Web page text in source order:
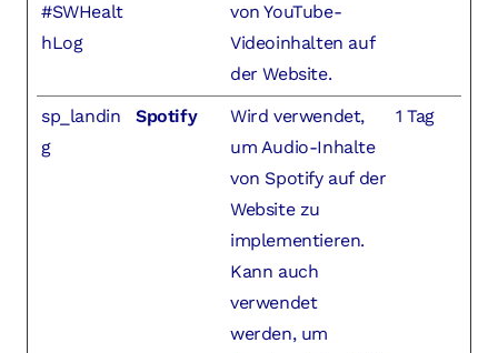
#SWHealt
hLog
von YouTube-
Videoinhalten auf
der Website.
sp_landin
g
Spotify
Wird verwendet,
um Audio-Inhalte
von Spotify auf der
Website zu
implementieren.
Kann auch
verwendet
werden, um
1 Tag